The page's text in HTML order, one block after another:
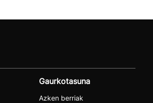
Gaurkotasuna
Azken berriak